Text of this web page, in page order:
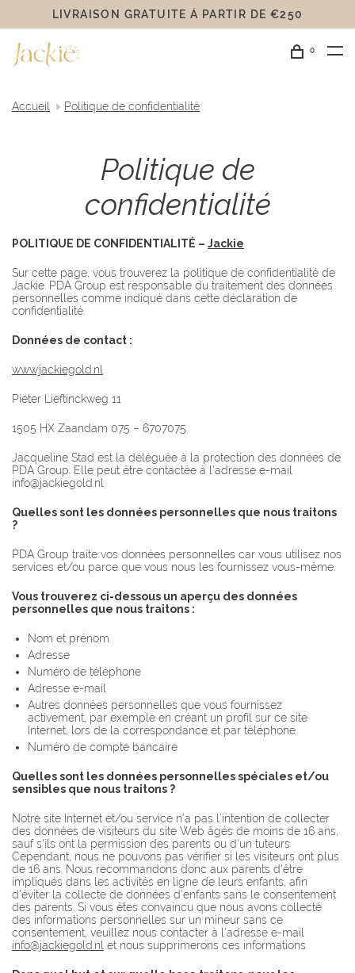
LIVRAISON GRATUITE Á PARTIR DE €250
0
Accueil Politique de confidentialité
Politique de
confidentialité
POLITIQUE DE CONFIDENTIALITÉ – Jackie
Sur cette page, vous trouverez la politique de confidentialité de
Jackie. PDA Group est responsable du traitement des données
personnelles comme indiqué dans cette déclaration de
confidentialité.
Données de contact :
www.jackiegold.nl
Pieter Lieftinckweg 11
1505 HX Zaandam 075 – 6707075
Jacqueline Stad est la déléguée à la protection des données de
PDA Group. Elle peut être contactée à l'adresse e-mail
info@jackiegold.nl
Quelles sont les données personnelles que nous traitons
?
PDA Group traite vos données personnelles car vous utilisez nos
services et/ou parce que vous nous les fournissez vous-même.
Vous trouverez ci-dessous un aperçu des données
personnelles que nous traitons :
Nom et prénom
Adresse
Numéro de téléphone
Adresse e-mail
Autres données personnelles que vous fournissez
activement, par exemple en créant un profil sur ce site
Internet, lors de la correspondance et par téléphone
Numéro de compte bancaire
Quelles sont les données personnelles spéciales et/ou
sensibles que nous traitons ?
Notre site Internet et/ou service n’a pas l’intention de collecter
des données de visiteurs du site Web âgés de moins de 16 ans,
sauf s'ils ont la permission des parents ou d'un tuteurs
Cependant, nous ne pouvons pas vérifier si les visiteurs ont plus
de 16 ans. Nous recommandons donc aux parents d'être
impliqués dans les activités en ligne de leurs enfants, afin
d'éviter la collecte de données d'enfants sans le consentement
des parents. Si vous êtes convaincu que nous avons collecté
des informations personnelles sur un mineur sans ce
consentement, veuillez nous contacter à l'adresse e-mail
info@jackiegold.nl et nous supprimerons ces informations.